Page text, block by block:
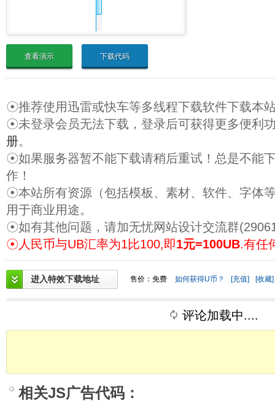
查看演示 下载代码
☉推荐使用迅雷或快车等多线程下载软件下载本
☉未登录会员无法下载，登录后可获得更多便利
册。
☉如果服务器暂不能下载请稍后重试！总是不能
作！
☉本站所有资源（包括模板、素材、软件、字体
用于商业用途。
☉如有其他问题，请加无忧网站设计交流群
☉人民币与UB汇率为1比100,即1元=100UB.有任
进入特效下载地址 售价：免费 如何获得U币？ [充值] [收藏]
评论加载中....
相关JS广告代码 ：